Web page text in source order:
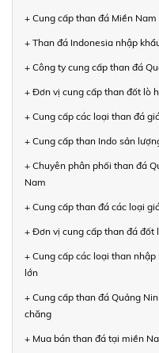
+ Cung cấp than đá Miền
+ Than đá Indonesia nhập
+ Công ty cung cấp than đá
+ Đơn vị cung cấp than đốt lò
+ Cung cấp các loại than đá
+ Cung cấp than Indo sản
+ Chuyên phân phối than đá
Nam
+ Cung cấp than đá các loại
+ Đơn vị cung cấp than đá đốt
+ Cung cấp các loại than
lớn
+ Cung cấp than đá Quảng
chăng
+ Mua bán than đá tại miền